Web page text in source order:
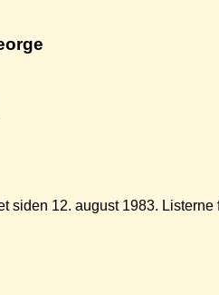
siden 12. august 1983.